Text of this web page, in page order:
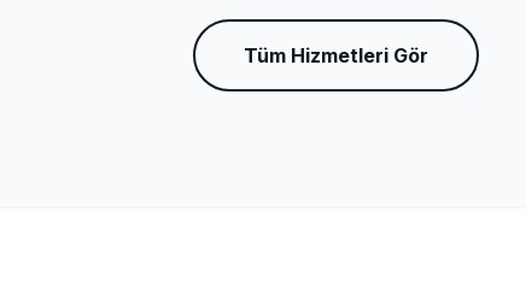
Tüm Hizmetleri Gör